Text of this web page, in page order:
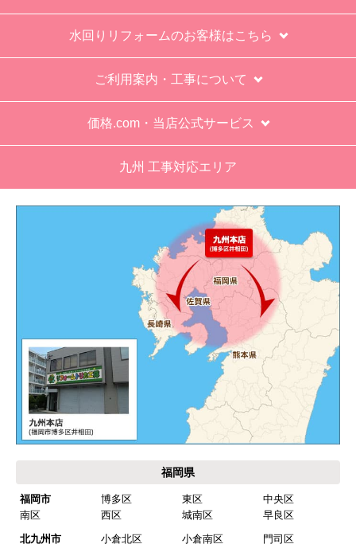
が悪かったが室外機の荷揚げを手伝った。もし、
客先が高齢の女性だったらどうしたのか疑問。
エアコン専門の担当べつにもう一人来て欲しかっ
た。
メールだとは知らず、確認できなかった。
エアコンが２００V対応型だが、同じ２００Vでも
業務用なのでコンセントの形状が違い、途中で工
事業者が買いに行く始末。注文時に形状の確認も
別の部屋もお願いしたいと考えていたが、少々不
akagenoane
欲しい商品をスムーズに注文できましたか？
予定の期日までに商品が届きましたか？
水回りリフォームのお客様はこちら
ご利用案内・工事について
価格.com・当店公式サービス
九州 工事対応エリア
福岡県
福岡市 博多区 東区
中央区
南区
西区 城南区
早良区
北九州市
小倉北区 小倉南区
門司区